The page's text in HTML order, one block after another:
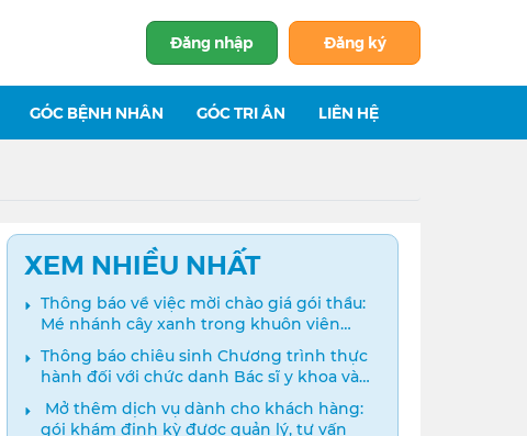
Đăng nhập Đăng ký
GÓC BỆNH NHÂN GÓC TRI ÂN LIÊN HỆ
XEM NHIỀU NHẤT
Thông báo về việc mời chào giá gói thầu:
Mé nhánh cây xanh trong khuôn viên
bệnh viện
Thông báo chiêu sinh Chương trình thực
hành đối với chức danh Bác sĩ y khoa và
Điều dưỡng năm 2024
️ Mở thêm dịch vụ dành cho khách hàng:
gói khám định kỳ được quản lý, tư vấn